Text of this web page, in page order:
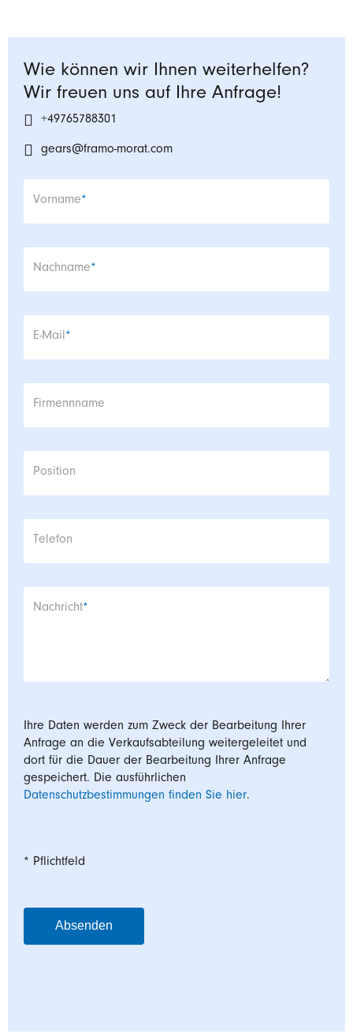
Wie können wir Ihnen weiterhelfen?
Wir freuen uns auf Ihre Anfrage!
+49765788301
gears@framo-morat.com
Pflichtfeld
Vorname*
Pflichtfeld
Nachname*
Pflichtfeld
E-Mail*
Firmennname
Position
Telefon
Pflichtfeld
Nachricht*
Ihre Daten werden zum Zweck der Bearbeitung Ihrer
Anfrage an die Verkaufsabteilung weitergeleitet und
dort für die Dauer der Bearbeitung Ihrer Anfrage
gespeichert. Die ausführlichen
Datenschutzbestimmungen finden Sie hier.
* Pflichtfeld
Absenden